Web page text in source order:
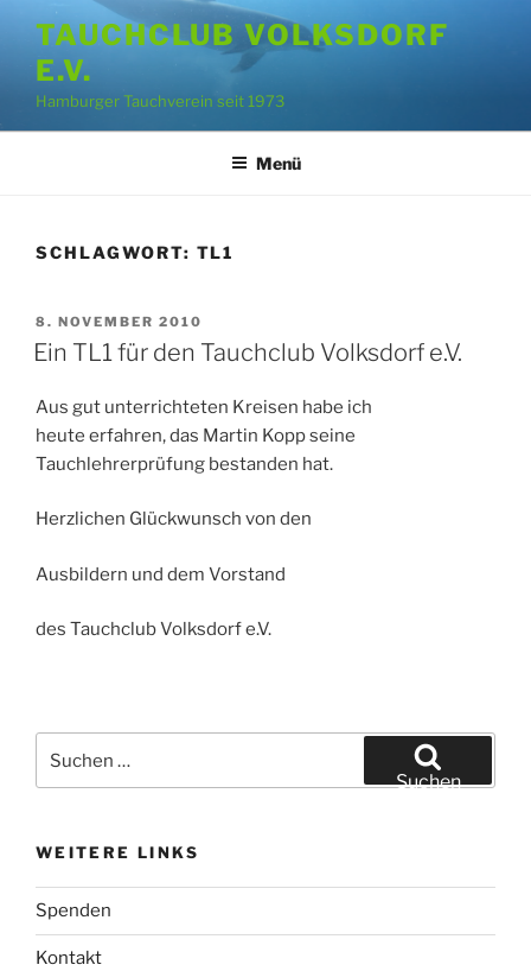
Inhalt
springen
TAUCHCLUB VOLKSDORF
E.V.
Hamburger Tauchverein seit 1973
Menü
SCHLAGWORT: TL1
VERÖFFENTLICHT
AM
8. NOVEMBER 2010
Ein TL1 für den Tauchclub Volksdorf e.V.
Aus gut unterrichteten Kreisen habe ich
heute erfahren, das Martin Kopp seine
Tauchlehrerprüfung bestanden hat.
Herzlichen Glückwunsch von den
Ausbildern und dem Vorstand
des Tauchclub Volksdorf e.V.
nach:
Suchen
WEITERE LINKS
Spenden
Kontakt